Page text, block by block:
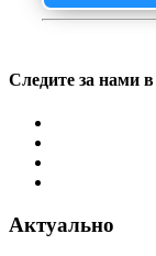
Следите за нами
Актуально